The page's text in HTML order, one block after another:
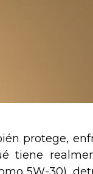
protege,
tiene